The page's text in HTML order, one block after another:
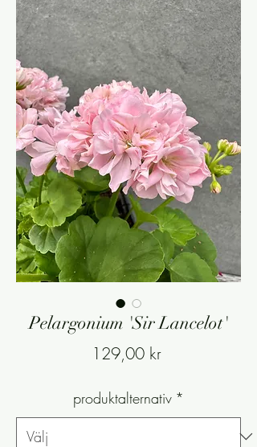
Pelargonium 'Sir Lancelot'
129,00 krPris
produktalternativ *